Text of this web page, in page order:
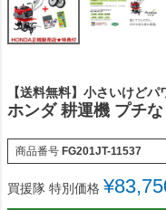
【送料無料】小さいけど
ホンダ 耕運機 プチ
商品番号 FG201JT-11537
買援隊 特別価格 ¥